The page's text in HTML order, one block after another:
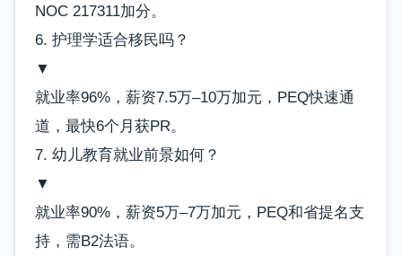
NOC 217311加分。
6. 护理学适合移民吗？
▼
就业率96%，薪资7.5万–10万加元，PEQ快速通
道，最快6个月获PR。
7. 幼儿教育就业前景如何？
▼
就业率90%，薪资5万–7万加元，PEQ和省提名支
持，需B2法语。